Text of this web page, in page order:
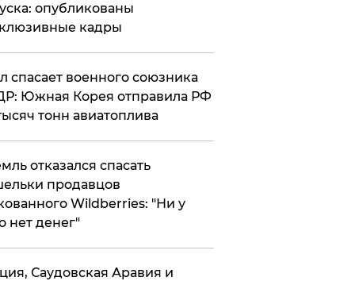
опубликованы
кадры
спасает военного союзника
Южная Корея отправила РФ
тонн авиатоплива
отказался спасать
продавцов
Wildberries: "Ни у
нет денег"
Саудовская Аравия и